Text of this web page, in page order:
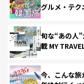
グルメ・テク
旬な“あの人
載 MY
今、こんな